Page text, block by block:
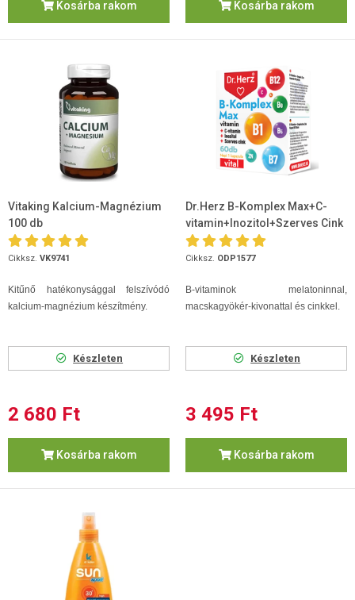
Kosárba rakom Kosárba rakom
Vitaking Kalcium-Magnézium
100 db
Cikksz. VK9741
Kitűnő hatékonysággal felszívódó
kalcium-magnézium készítmény.
Készleten
2 680 Ft
Kosárba rakom
Dr.Herz B-Komplex Max+C-
vitamin+Inozitol+Szerves Cink
60db kapszula
Cikksz. ODP1577
B-vitaminok melatoninnal,
macskagyökér-kivonattal és cinkkel.
Készleten
3 495 Ft
Kosárba rakom